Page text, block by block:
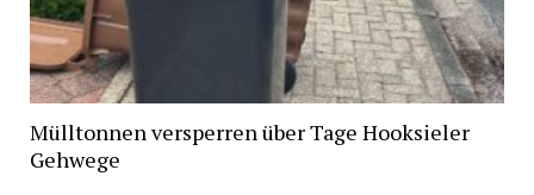
Mülltonnen versperren über Tage Hooksieler
Gehwege